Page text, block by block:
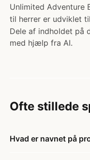
Unlimited Adventure
til herrer er udviklet
Dele af indholdet på
med hjælp fra AI.
Ofte stillede
Hvad er navnet på